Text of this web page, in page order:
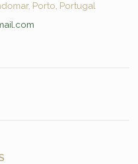
Porto, Portugal